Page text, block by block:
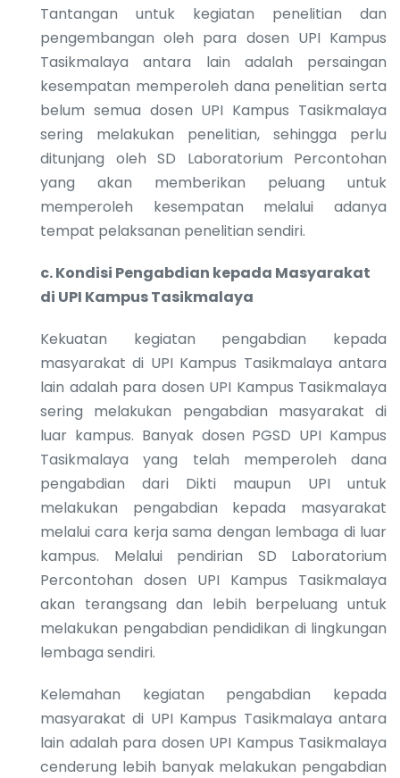
Tantangan untuk kegiatan penelitian dan
pengembangan oleh para dosen UPI Kampus
Tasikmalaya antara lain adalah persaingan
kesempatan memperoleh dana penelitian serta
belum semua dosen UPI Kampus Tasikmalaya
sering melakukan penelitian, sehingga perlu
ditunjang oleh SD Laboratorium Percontohan
yang akan memberikan peluang untuk
memperoleh kesempatan melalui adanya
tempat pelaksanan penelitian sendiri.
c.Kondisi Pengabdian kepada Masyarakat
di UPI Kampus Tasikmalaya
Kekuatan kegiatan pengabdian kepada
masyarakat di UPI Kampus Tasikmalaya antara
lain adalah para dosen UPI Kampus Tasikmalaya
sering melakukan pengabdian masyarakat di
luar kampus. Banyak dosen PGSD UPI Kampus
Tasikmalaya yang telah memperoleh dana
pengabdian dari Dikti maupun UPI untuk
melakukan pengabdian kepada masyarakat
melalui cara kerja sama dengan lembaga di luar
kampus. Melalui pendirian SD Laboratorium
Percontohan dosen UPI Kampus Tasikmalaya
akan terangsang dan lebih berpeluang untuk
melakukan pengabdian pendidikan di lingkungan
lembaga sendiri.
Kelemahan kegiatan pengabdian kepada
masyarakat di UPI Kampus Tasikmalaya antara
lain adalah para dosen UPI Kampus Tasikmalaya
cenderung lebih banyak melakukan pengabdian